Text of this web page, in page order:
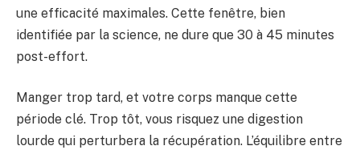
une efficacité maximales. Cette fenêtre, bien
identifiée par la science, ne dure que 30 à 45 minutes
post-effort.
Manger trop tard, et votre corps manque cette
période clé. Trop tôt, vous risquez une digestion
lourde qui perturbera la récupération. L’équilibre entre